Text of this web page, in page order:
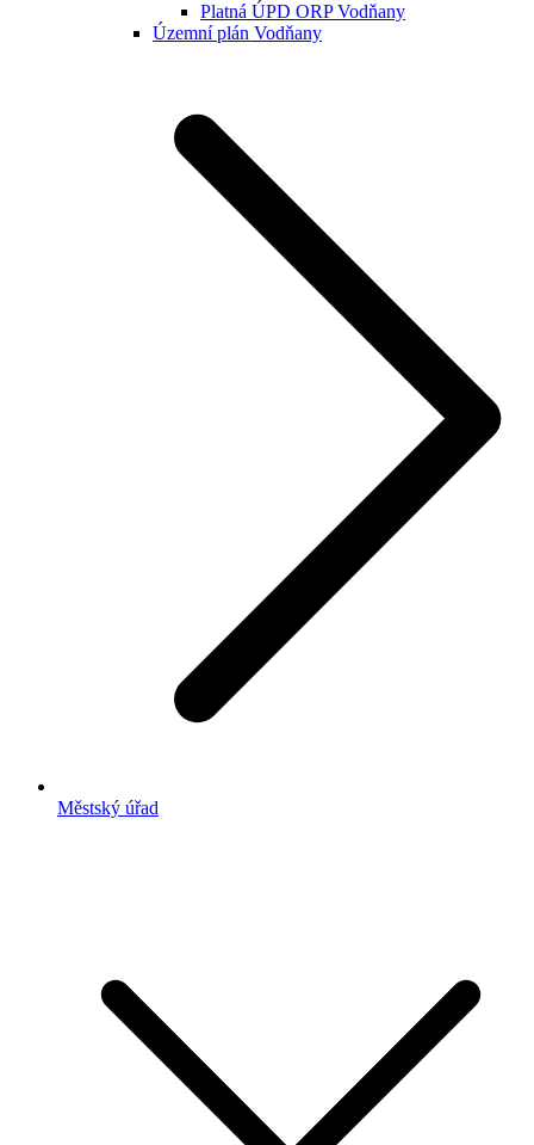
Platná ÚPD ORP Vodňany
Územní plán Vodňany
Městský úřad